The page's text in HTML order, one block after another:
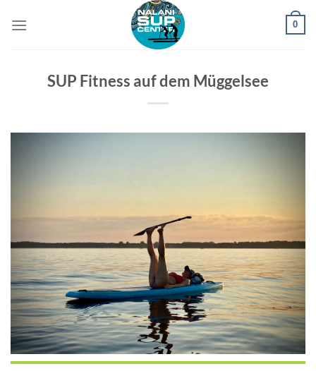
Inhalt
0
SUP Fitness auf dem Müggelsee